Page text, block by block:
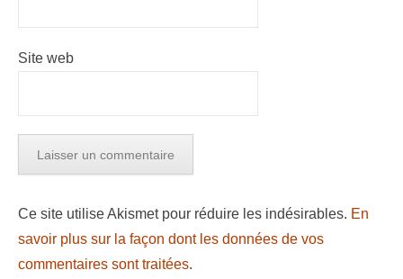
Site web
Ce site utilise Akismet pour réduire les indésirables. En
savoir plus sur la façon dont les données de vos
commentaires sont traitées.